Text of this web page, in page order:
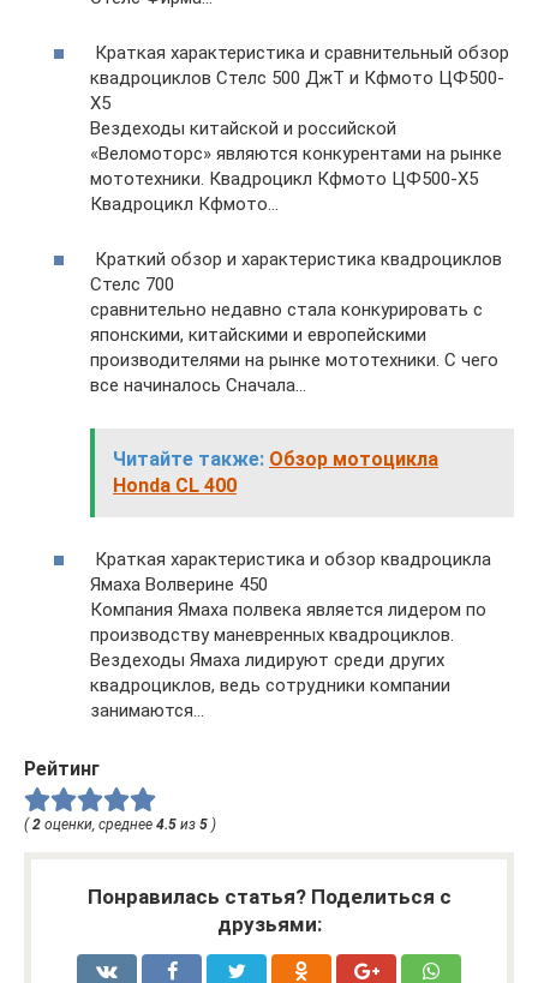
Краткая характеристика и сравнительный обзор
квадроциклов Стелс 500 ДжТ и Кфмото ЦФ500-
Х5
Вездеходы китайской и российской
«Веломоторс» являются конкурентами на рынке
мототехники. Квадроцикл Кфмото ЦФ500-Х5
Квадроцикл Кфмото…
Краткий обзор и характеристика квадроциклов
Стелс 700
сравнительно недавно стала конкурировать с
японскими, китайскими и европейскими
производителями на рынке мототехники. С чего
все начиналось Сначала…
Читайте также: Обзор мотоцикла
Honda CL 400
Краткая характеристика и обзор квадроцикла
Ямаха Волверине 450
Компания Ямаха полвека является лидером по
производству маневренных квадроциклов.
Вездеходы Ямаха лидируют среди других
квадроциклов, ведь сотрудники компании
занимаются…
Рейтинг
( 2 оценки, среднее 4.5 из 5 )
Понравилась статья? Поделиться с
друзьями: